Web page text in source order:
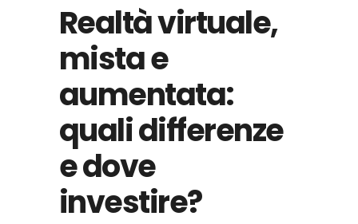
Realtà virtuale,
mista e
aumentata:
quali differenze
e dove
investire?